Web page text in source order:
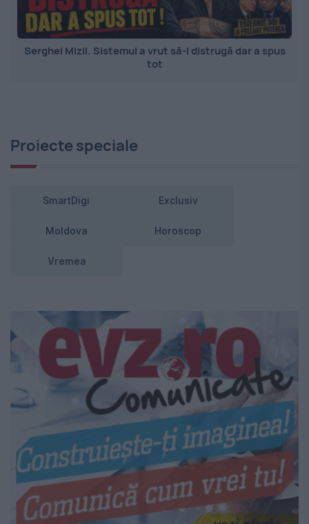
Serghei Mizil. Sistemul a vrut să-l distrugă dar a spus
tot
Proiecte speciale
SmartDigi Exclusiv
Moldova Horoscop
Vremea